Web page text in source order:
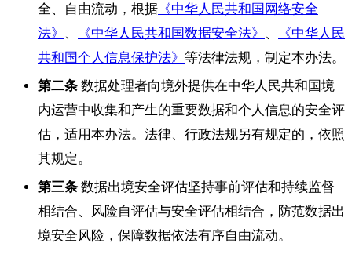
全、自由流动，根据 《中华人民共和国网络安全
法》 、 《中华人民共和国数据安全法》 、
《中华人民
共和国个人信息保护法》 等法律法规，制定本办法。
第二条 数据处理者向境外提供在中华人民共和国境
内运营中收集和产生的重要数据和个人信息的安全评
估，适用本办法。法律、行政法规另有规定的，依照
其规定。
第三条 数据出境安全评估坚持事前评估和持续监督
相结合、风险自评估与安全评估相结合，防范数据出
境安全风险，保障数据依法有序自由流动。